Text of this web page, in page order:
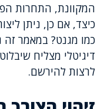
המקוונת, התחרות
כיצד, אם כן, ניתן
כמו מגנט? במאמר
דיגיטלי מצליח
לרצות להירשם.